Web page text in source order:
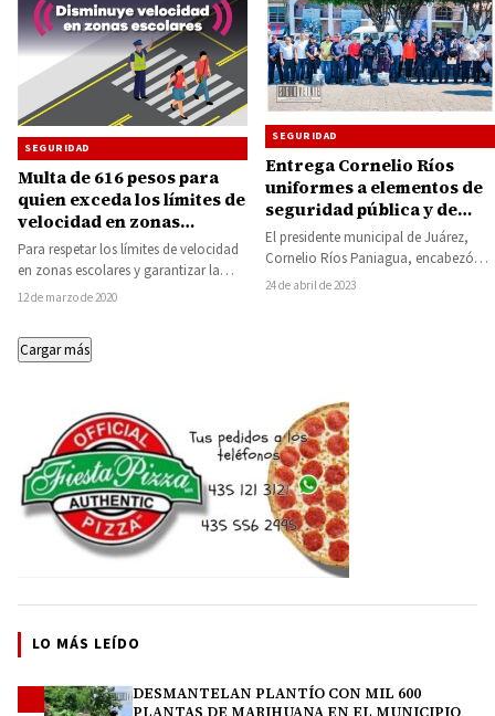
SEGURIDAD
Multa de 616 pesos para
quien exceda los límites de
velocidad en zonas
escolares
Para respetar los límites de velocidad
en zonas escolares y garantizar la
seguridad de quienes transitan por
12 de marzo de 2020
SEGURIDAD
Entrega Cornelio Ríos
uniformes a elementos de
seguridad pública y de
protección civil previo al
inicio de la Feria Juárez
2023
El presidente municipal de Juárez,
Cornelio Ríos Paniagua, encabezó
esta mañana de lunes la ceremonia
24 de abril de 2023
Cargar más
LO MÁS LEÍDO
DESMANTELAN PLANTÍO CON MIL 600
PLANTAS DE MARIHUANA EN EL MUNICIPIO